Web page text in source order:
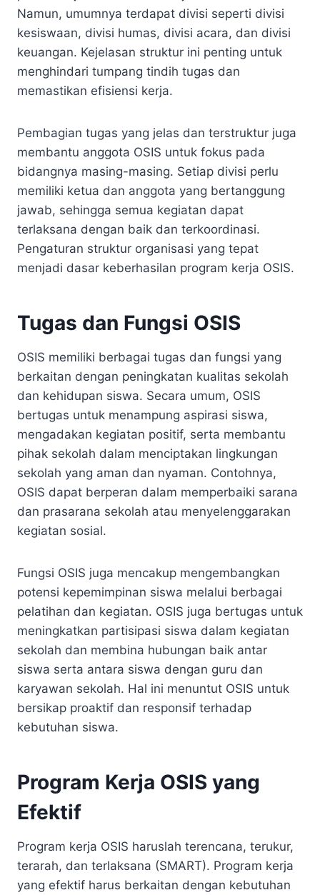
Namun, umumnya terdapat divisi seperti divisi
kesiswaan, divisi humas, divisi acara, dan divisi
keuangan. Kejelasan struktur ini penting untuk
menghindari tumpang tindih tugas dan
memastikan efisiensi kerja.
Pembagian tugas yang jelas dan terstruktur juga
membantu anggota OSIS untuk fokus pada
bidangnya masing-masing. Setiap divisi perlu
memiliki ketua dan anggota yang bertanggung
jawab, sehingga semua kegiatan dapat
terlaksana dengan baik dan terkoordinasi.
Pengaturan struktur organisasi yang tepat
menjadi dasar keberhasilan program kerja OSIS.
Tugas dan Fungsi OSIS
OSIS memiliki berbagai tugas dan fungsi yang
berkaitan dengan peningkatan kualitas sekolah
dan kehidupan siswa. Secara umum, OSIS
bertugas untuk menampung aspirasi siswa,
mengadakan kegiatan positif, serta membantu
pihak sekolah dalam menciptakan lingkungan
sekolah yang aman dan nyaman. Contohnya,
OSIS dapat berperan dalam memperbaiki sarana
dan prasarana sekolah atau menyelenggarakan
kegiatan sosial.
Fungsi OSIS juga mencakup mengembangkan
potensi kepemimpinan siswa melalui berbagai
pelatihan dan kegiatan. OSIS juga bertugas untuk
meningkatkan partisipasi siswa dalam kegiatan
sekolah dan membina hubungan baik antar
siswa serta antara siswa dengan guru dan
karyawan sekolah. Hal ini menuntut OSIS untuk
bersikap proaktif dan responsif terhadap
kebutuhan siswa.
Program Kerja OSIS yang
Efektif
Program kerja OSIS haruslah terencana, terukur,
terarah, dan terlaksana (SMART). Program kerja
yang efektif harus berkaitan dengan kebutuhan